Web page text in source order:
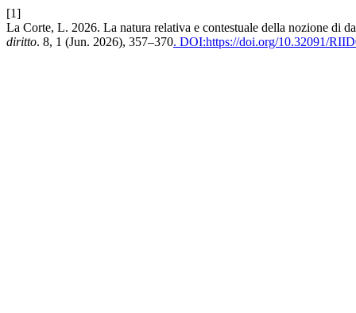
[1]
La Corte, L. 2026. La natura relativa e contestuale della nozione di
diritto. 8, 1 (Jun. 2026), 357–370. DOI:https://doi.org/10.32091/